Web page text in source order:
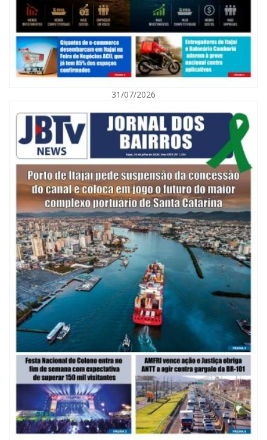
Defesa Civil de Itajaí alerta para chuva, ventos fortes e queda de
temperatura
ITAJAÍ
06/08/2026 | 10:02
Audiência pública debate Programa Municipal de Habitação de Interesse
Social em Itajaí
31/07/2026